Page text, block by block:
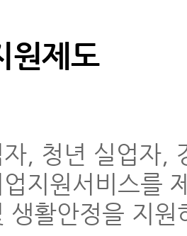
원제도
, 청년 실업자,
지원서비스를
생활안정을 지원